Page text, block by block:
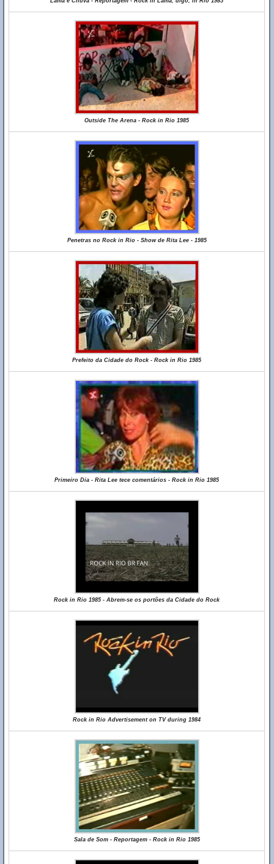
Outside The Arena - Rock in Rio 1985
Penetras no Rock in Rio - Show de Rita Lee - 1985
Prefeito da Cidade do Rock - Rock in Rio 1985
Primeiro Dia - Rita Lee tece comentários - Rock in Rio 1985
Rock in Rio 1985 - Abrem-se os portões da Cidade do Rock
Rock in Rio Advertisement on TV during 1984
Sala de Som - Reportagem - Rock in Rio 1985